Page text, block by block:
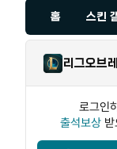
홈 스킨
리그오브
로그인
출석보상